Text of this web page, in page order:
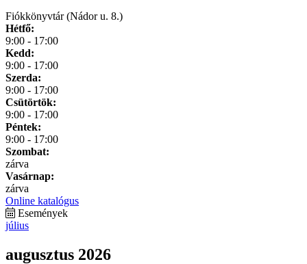
Fiókkönyvtár (Nádor u. 8.)
Hétfő:
9:00 - 17:00
Kedd:
9:00 - 17:00
Szerda:
9:00 - 17:00
Csütörtök:
9:00 - 17:00
Péntek:
9:00 - 17:00
Szombat:
zárva
Vasárnap:
zárva
Online katalógus
Események
július
augusztus 2026